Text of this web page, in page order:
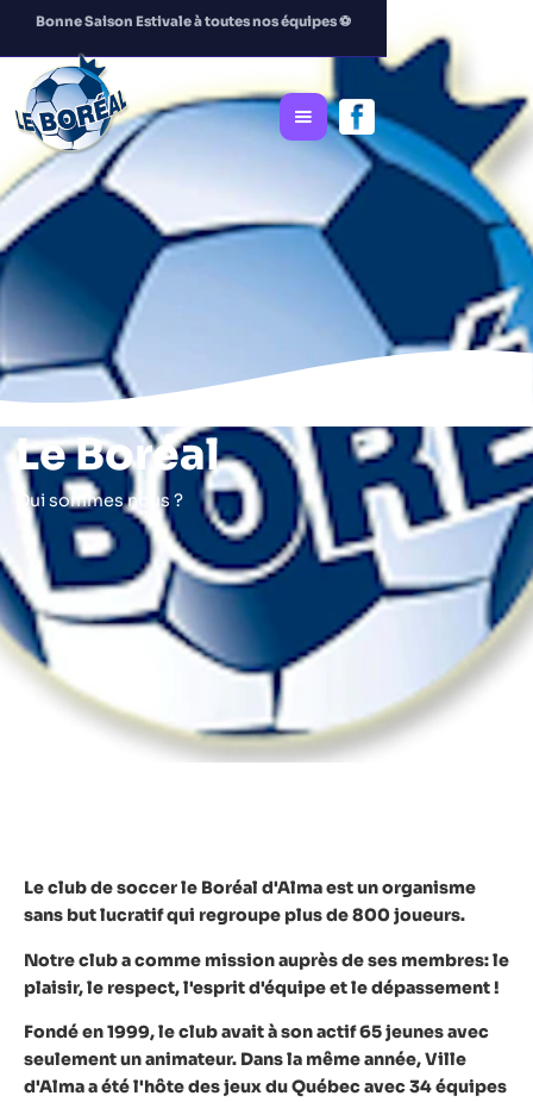
Bonne Saison Estivale à toutes nos équipes⚽️
Le Boréal
Qui sommes nous ?
Le club de soccer le Boréal d'Alma est un organisme
sans but lucratif qui regroupe plus de 800 joueurs.
Notre club a comme mission auprès de ses membres:le
plaisir, le respect, l'esprit d'équipe et le dépassement !
Fondé en 1999, le club avait à son actif 65 jeunes avec
seulement un animateur. Dans la même année, Ville
d'Alma a été l'hôte des jeux du Québec avec 34 équipes